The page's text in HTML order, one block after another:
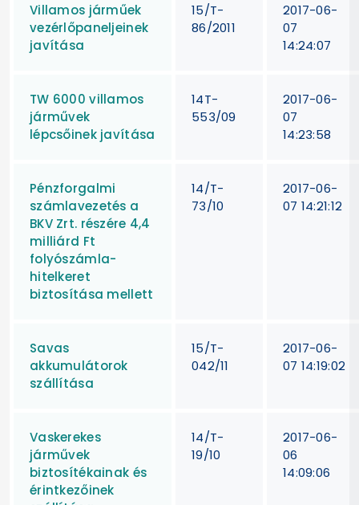
Villamos járműek
vezérlőpaneljeinek
javítása
15/T-
86/2011
2017-06-
07
14:24:07
TW 6000 villamos
járművek
lépcsőinek javítása
14T-
553/09
2017-06-
07
14:23:58
Pénzforgalmi
számlavezetés a
BKV Zrt. részére 4,4
milliárd Ft
folyószámla-
hitelkeret
biztosítása mellett
14/T-
73/10
2017-06-
07 14:21:12
Savas
akkumulátorok
szállítása
15/T-
042/11
2017-06-
07 14:19:02
Vaskerekes
járművek
biztosítékainak és
érintkezőinek
14/T-
19/10
2017-06-
06
14:09:06